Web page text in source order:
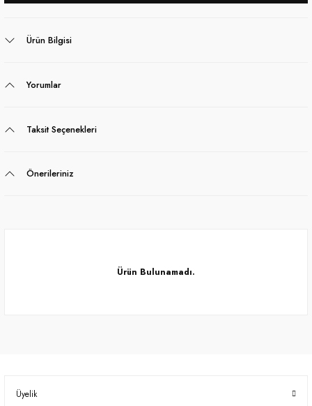
Ürün Bilgisi
Yorumlar
Taksit Seçenekleri
Önerileriniz
Ürün Bulunamadı.
Üyelik